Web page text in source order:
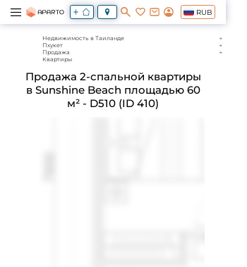
RUB
Недвижимость в Таиланде
Пхукет
Продажа
Квартиры
Продажа 2-спальной квартиры
в Sunshine Beach площадью 60
м² - D510 (ID 410)